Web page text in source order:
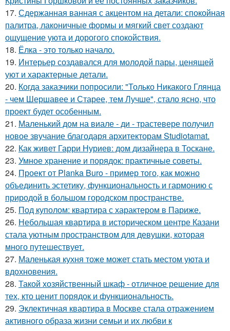
17. Сдержанная ванная с акцентом на детали: спокойная
палитра, лаконичные формы и мягкий свет создают
ощущение уюта и дорогого спокойствия.
18. Ёлка - это только начало.
19. Интерьер создавался для молодой пары, ценящей
уют и характерные детали.
20. Когда заказчики попросили: "Только Никакого Глянца
- чем Шершавее и Старее, тем Лучше", стало ясно, что
проект будет особенным.
21. Маленький дом на виале - ди - трастевере получил
новое звучание благодаря архитекторам Studiotamat.
22. Как живет Гарри Нуриев: дом дизайнера в Тоскане.
23. Умное хранение и порядок: практичные советы.
24. Проект от Planka Buro - пример того, как можно
объединить эстетику, функциональность и гармонию с
природой в большом городском пространстве.
25. Под куполом: квартира с характером в Париже.
26. Небольшая квартира в историческом центре Казани
стала уютным пространством для девушки, которая
много путешествует.
27. Маленькая кухня тоже может стать местом уюта и
вдохновения.
28. Такой хозяйственный шкаф - отличное решение для
тех, кто ценит порядок и функциональность.
29. Эклектичная квартира в Москве стала отражением
активного образа жизни семьи и их любви к